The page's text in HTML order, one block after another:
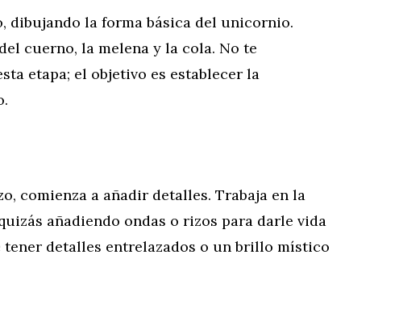
dibujando la forma básica del unicornio.
cuerno, la melena y la cola. No te
etapa; el objetivo es establecer la
comienza a añadir detalles. Trabaja en la
añadiendo ondas o rizos para darle vida
detalles entrelazados o un brillo místico